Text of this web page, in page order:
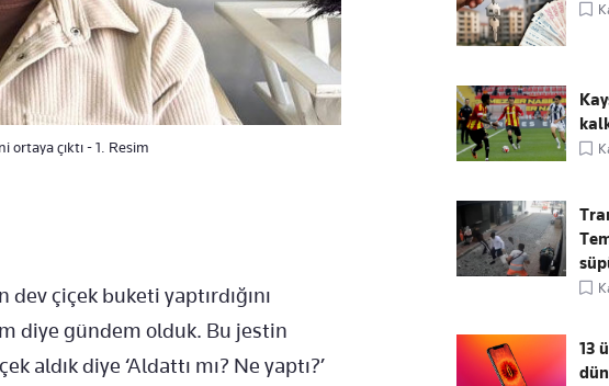
ortaya çıktı - 1. Resim
dev çiçek buketi yaptırdığını
diye gündem olduk. Bu jestin
aldık diye ‘Aldattı mı? Ne yaptı?’
13